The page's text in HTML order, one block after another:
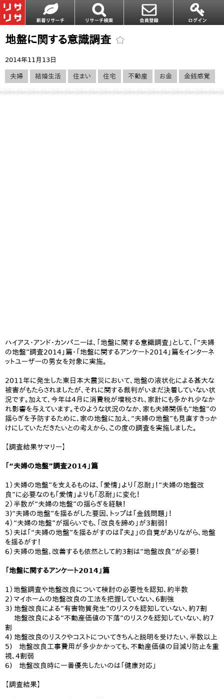
地盤に関する意識調査
2014年11月13日
夫婦 結婚生活 住まい 住宅 不動産 お金 金銭感覚
ハイアス・アンド・カンパニーは、「地盤に関する意識調査」として、「“夫婦
の地盤”調査2014」篇・「地盤に関するアンケート2014」篇をインターネ
ットユーザーの男女を対象に実施。
2011年に発生した東日本大震災において、地盤の液状化による甚大な
被害がもたらされましたが、それに関する裁判がいまだ決着していない状
況です。加えて、今年は4月に消費税が増税され、家計にも多かれ少なか
れ影響を与えています。そのような状況のなか、家も夫婦関係も“地盤”の
揺らぎを予防するために、家の地盤に加え、“夫婦の地盤”も見直すきっか
けにしていただきたいとの考えから、この度の調査を実施しました。
【調査結果サマリー】
「“夫婦の地盤”調査2014」篇
1）夫婦の地盤”を支えるものは、「愛情」より「忍耐」！“夫婦の地盤改
良”に必要なのも「愛情」よりも「忍耐」に変化！
2）半数が“夫婦の地盤”の揺らぎを経験！
3)“夫婦の地盤”を揺るがした要因、トップは「金銭問題」！
4）“夫婦の地盤”が揺らいでも、「改良を諦め」が3割弱！
5）夫は「“夫婦の地盤”を揺るがすのは『夫』」の自覚がありながら、地盤
を揺るがす！
6）夫婦の地盤、改善するも依然として約3割は“地盤改良”が必要！
「地盤に関するアンケート2014」篇
1）地盤調査や地盤改良について検討の必要性を認知、約半数
2）マイホームの地盤改良の工法を把握していない、6割強
3) 地盤改良による“有害物質発生”のリスクを認知していない、約7割
地盤改良による“不動産価値の下落”のリスクを認知していない、約7
割
4) 地盤改良のリスクやコストについてきちんと説明を受けたい、半数以上
5) 地盤改良工事費用が多少かかっても、不動産価値の目減り防止を重
視、4割弱
6) 地盤改良時に一番優先したいのは「健康対応」
【調査結果】